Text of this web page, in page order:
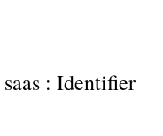
: Identifier